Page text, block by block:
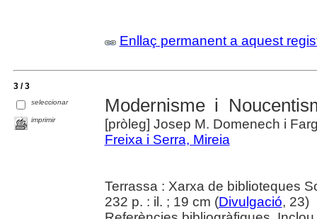
Enllaç permanent a aquest
3 / 3
seleccionar
imprimir
Modernisme i
[pròleg] Josep M. Domenech i
Freixa i Serra, Mireia
Terrassa : Xarxa de biblioteques
232 p. : il. ; 19 cm (Divulgació, 23)